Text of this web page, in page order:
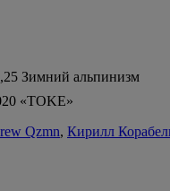
Зимний альпинизм
«TOKE»
Qzmn, Кирилл